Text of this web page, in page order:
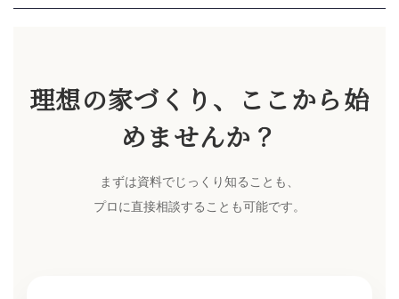
理想の家づくり、ここから始
めませんか？
まずは資料でじっくり知ることも、
プロに直接相談することも可能です。